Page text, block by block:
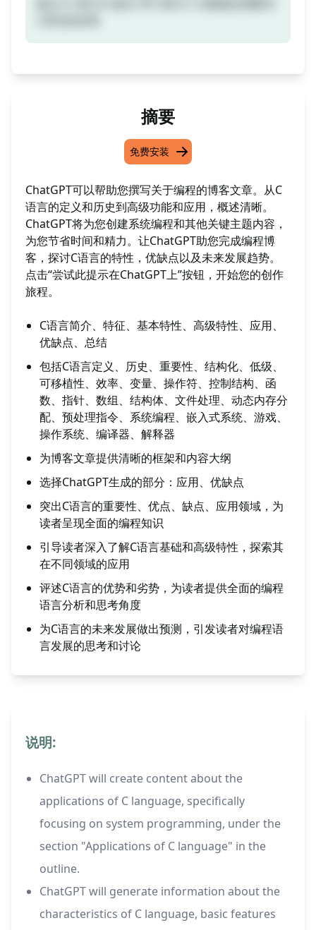
摘要
免费安装
ChatGPT可以帮助您撰写关于编程的博客文章。从C
语言的定义和历史到高级功能和应用，概述清晰。
ChatGPT将为您创建系统编程和其他关键主题内容，
为您节省时间和精力。让ChatGPT助您完成编程博
客，探讨C语言的特性，优缺点以及未来发展趋势。
点击“尝试此提示在ChatGPT上”按钮，开始您的创作
旅程。
C语言简介、特征、基本特性、高级特性、应用、
优缺点、总结
包括C语言定义、历史、重要性、结构化、低级、
可移植性、效率、变量、操作符、控制结构、函
数、指针、数组、结构体、文件处理、动态内存分
配、预处理指令、系统编程、嵌入式系统、游戏、
操作系统、编译器、解释器
为博客文章提供清晰的框架和内容大纲
选择ChatGPT生成的部分：应用、优缺点
突出C语言的重要性、优点、缺点、应用领域，为
读者呈现全面的编程知识
引导读者深入了解C语言基础和高级特性，探索其
在不同领域的应用
评述C语言的优势和劣势，为读者提供全面的编程
语言分析和思考角度
为C语言的未来发展做出预测，引发读者对编程语
言发展的思考和讨论
说明:
ChatGPT will create content about the
applications of C language, specifically
focusing on system programming, under the
section "Applications of C language" in the
outline.
ChatGPT will generate information about the
characteristics of C language, basic features